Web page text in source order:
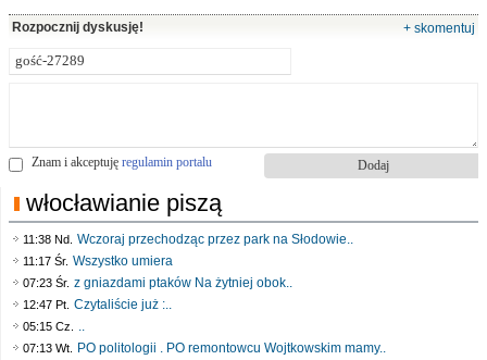
Rozpocznij dyskusję! + skomentuj
Znam i akceptuję regulamin portalu
włocławianie piszą
11:38 Nd. Wczoraj przechodząc przez park na Słodowie..
11:17 Śr. Wszystko umiera
07:23 Śr. z gniazdami ptaków Na żytniej obok..
12:47 Pt. Czytaliście już :..
05:15 Cz. ..
07:13 Wt. PO politologii . PO remontowcu Wojtkowskim mamy..